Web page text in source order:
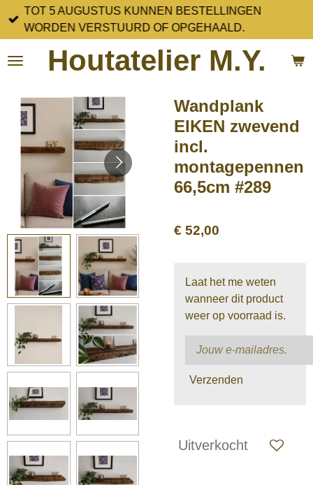
Ga
direct
de
Houtatelier M.Y.
TOT 5 AUGUSTUS KUNNEN BESTELLINGEN
WORDEN VERSTUURD OF OPGEHAALD.
Wandplank
EIKEN zwevend
incl.
montagepennen
66,5cm #289
€ 52,00
Laat het me weten
wanneer dit product
weer op voorraad is.
Verzenden
Uitverkocht